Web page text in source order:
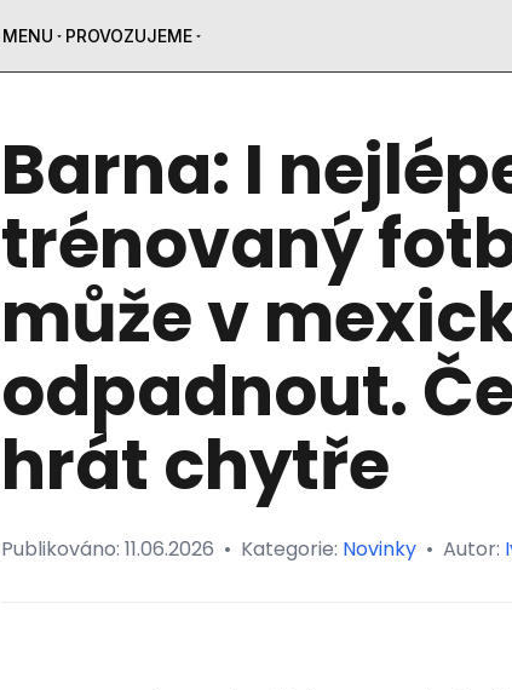
MENU PROVOZUJEME
Barna: I
trénovaný
může v
odpadnout.
hrát chytře
Publikováno: 11.06.2026 • Kategorie: Novinky • Autor: